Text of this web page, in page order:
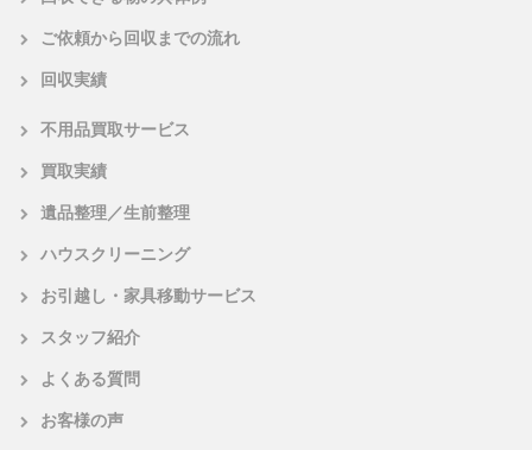
ご依頼から回収までの流れ
回収実績
不用品買取サービス
買取実績
遺品整理／生前整理
ハウスクリーニング
お引越し・家具移動サービス
スタッフ紹介
よくある質問
お客様の声